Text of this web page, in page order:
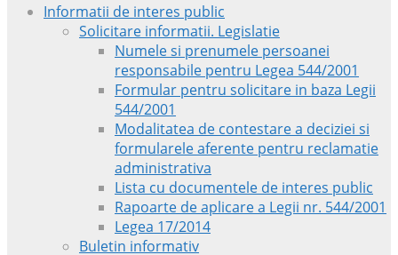
Informatii de interes public
Solicitare informatii. Legislatie
Numele si prenumele persoanei
responsabile pentru Legea 544/2001
Formular pentru solicitare in baza Legii
544/2001
Modalitatea de contestare a deciziei si
formularele aferente pentru reclamatie
administrativa
Lista cu documentele de interes public
Rapoarte de aplicare a Legii nr. 544/2001
Legea 17/2014
Buletin informativ